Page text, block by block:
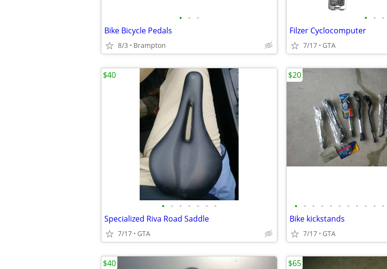
• • •
Bike Bicycle Pedals
8/3 Brampton
• • •
Filzer Cyclocomputer
7/17 GTA
• • • • • • •
Specialized Riva Road Saddle
7/17 GTA
$40
• • • • • • • • • • •
Bike kickstands
7/17 GTA
$20
$40 $65